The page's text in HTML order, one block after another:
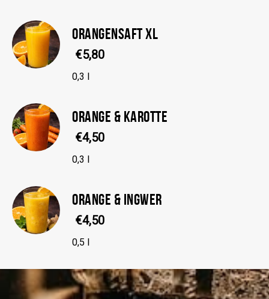
ORANGENSAFT XL
€5,80
0,3 l
ORANGE & KAROTTE
€4,50
0,3 l
ORANGE & INGWER
€4,50
0,5 l